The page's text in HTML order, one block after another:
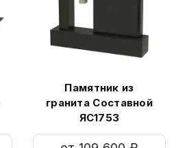
Памятник из
гранита Составной
ЯС1753